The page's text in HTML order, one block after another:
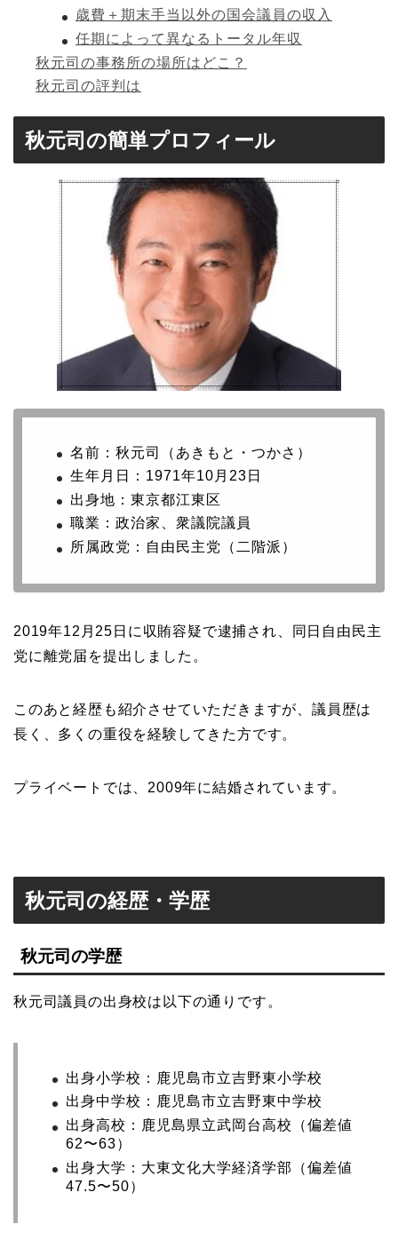
歳費＋期末手当以外の国会議員の収入
任期によって異なるトータル年収
秋元司の事務所の場所はどこ？
秋元司の評判は
秋元司の簡単プロフィール
名前：秋元司（あきもと・つかさ）
生年月日：1971年10月23日
出身地：東京都江東区
職業：政治家、衆議院議員
所属政党：自由民主党（二階派）
2019年12月25日に収賄容疑で逮捕され、同日自由民主
党に離党届を提出しました。
このあと経歴も紹介させていただきますが、議員歴は
長く、多くの重役を経験してきた方です。
プライベートでは、2009年に結婚されています。
秋元司の経歴・学歴
秋元司の学歴
秋元司議員の出身校は以下の通りです。
出身小学校：鹿児島市立吉野東小学校
出身中学校：鹿児島市立吉野東中学校
出身高校：鹿児島県立武岡台高校（偏差値
62〜63）
出身大学：大東文化大学経済学部（偏差値
47.5〜50）